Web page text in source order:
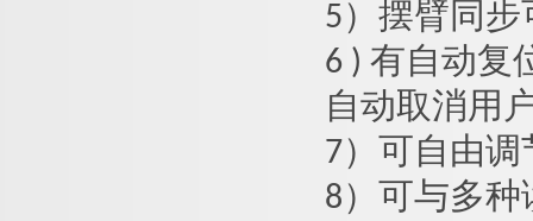
5）摆臂同
6 ) 有自动复
自动取消用
7）可自由
8）可与多